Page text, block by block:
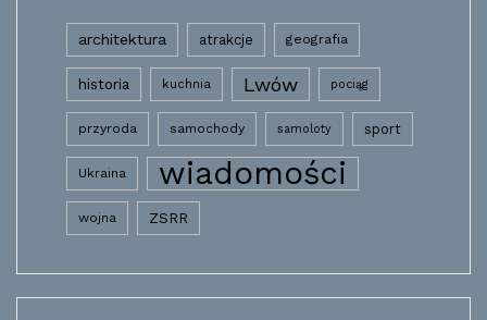
architektura atrakcje geografia
historia kuchnia Lwów pociąg
przyroda samochody samoloty sport
Ukraina wiadomości
wojna ZSRR